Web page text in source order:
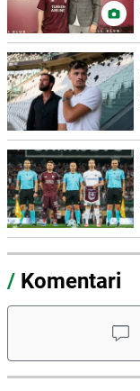
/ Komentari